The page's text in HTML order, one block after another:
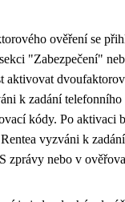
ověření se
"Zabezpečení"
aktivovat
k zadání
kódy. Po aktivaci
vyzváni k
zprávy nebo v